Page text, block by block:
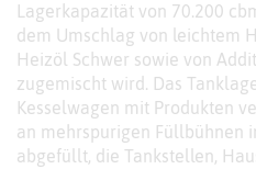
Lagerkapazität von 70.200
dem Umschlag von leichtem
Heizöl Schwer sowie von
zugemischt wird. Das
Kesselwagen mit Produkten
an mehrspurigen Füllbühnen
abgefüllt, die Tankstellen,